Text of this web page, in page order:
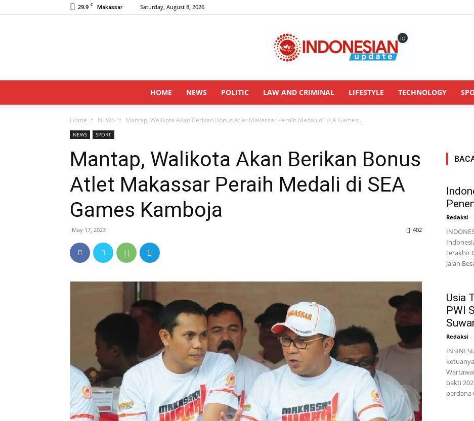
29.9 C Makassar Saturday, August 8, 2026
HOME NEWS POLITIC LAW AND CRIMINAL LIFESTYLE TECHNOLOGY
Home NEWS Mantap, Walikota Akan Berikan Bonus Atlet Makassar Peraih Medali di SEA Games...
NEWS SPORT
Mantap, Walikota Akan Berikan Bonus
Atlet Makassar Peraih Medali di SEA
Games Kamboja
May 17, 2023 402
Redaksi -
terakhir
Jalan
Usia
PWI
Redaksi -
bakti
perdana